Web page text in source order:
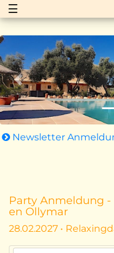
☰
Zurück
Newsletter
Party Anmeldung -
en Ollymar
28.02.2027 •